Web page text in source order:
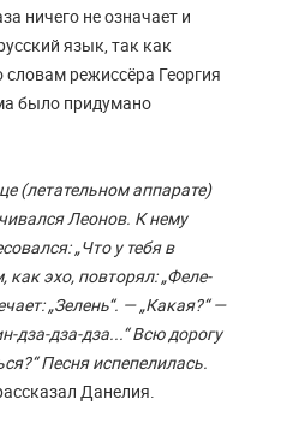
ничего не означает и
язык, так как
режиссёра Георгия
было придумано
(летательном аппарате)
Леонов. К нему
„Что у тебя в
как эхо, повторял: „Феле-
„Зелень“. — „Какая?“ —
дза-дза-дза...“ Всю дорогу
Песня испепелилась.
Данелия.